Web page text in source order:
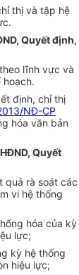
thị và tập hệ
Quyết định,
lĩnh vực và
định, chỉ thị
NĐ-CP
hóa văn bản
Quyết
quả rà soát các
vi hệ thống
hóa của kỳ
lực;
kỳ hệ thống
hiệu lực;